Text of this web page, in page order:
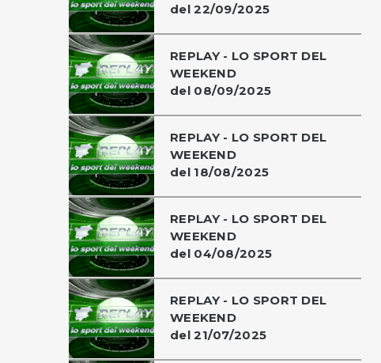
del 22/09/2025
REPLAY - LO SPORT DEL
WEEKEND
del 08/09/2025
REPLAY - LO SPORT DEL
WEEKEND
del 18/08/2025
REPLAY - LO SPORT DEL
WEEKEND
del 04/08/2025
REPLAY - LO SPORT DEL
WEEKEND
del 21/07/2025